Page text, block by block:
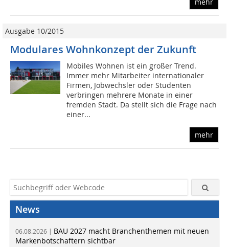
Ausgabe 10/2015
Modulares Wohnkonzept der Zukunft
Mobiles Wohnen ist ein großer Trend.
Immer mehr Mitarbeiter internationaler
Firmen, Jobwechsler oder Studenten
verbringen mehrere Monate in einer
fremden Stadt. Da stellt sich die Frage nach
einer...
mehr
News
06.08.2026 | BAU 2027 macht Branchenthemen mit neuen
Markenbotschaftern sichtbar